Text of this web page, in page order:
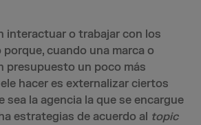
interactuar o trabajar con los
cuando una marca o
presupuesto un poco más
hacer es externalizar ciertos
sea la agencia la que se encargue
estrategias de acuerdo al topic